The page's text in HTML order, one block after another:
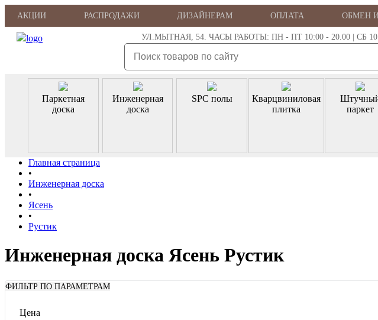
АКЦИИ РАСПРОДАЖИ ДИЗАЙНЕРАМ ОПЛАТА ОБМЕН
УЛ.МЫТНАЯ, 54. ЧАСЫ РАБОТЫ: ПН - ПТ 10:00 - 20.00 | СБ
Паркетная
доска
Инженерная
доска
SPC полы
Кварцвиниловая
плитка
паркет
Главная страница
•
Инженерная доска
•
Ясень
•
Рустик
Инженерная доска Ясень Рустик
ФИЛЬТР ПО ПАРАМЕТРАМ
Цена